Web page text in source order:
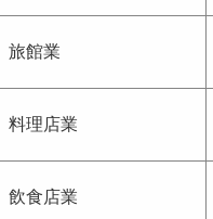
旅館業
料理店業
飲食店業